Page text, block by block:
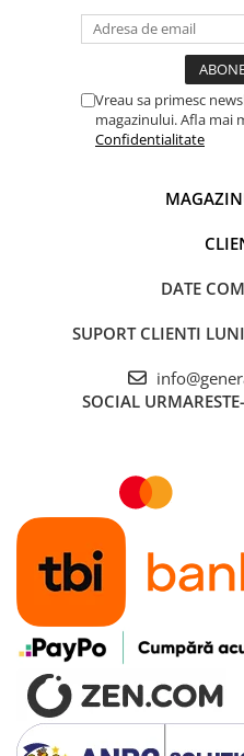
Vreau sa primesc
magazinului. Afla mai
Confidentialitate
DATE
SUPORT CLIENTI
SOCIAL